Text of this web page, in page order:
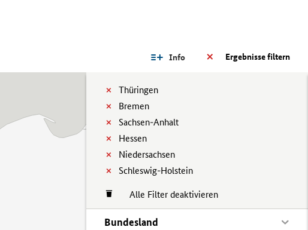
Ergebnisse filtern
Info
Thüringen
Bremen
Sachsen-Anhalt
Hessen
Niedersachsen
Schleswig-Holstein
Alle Filter deaktivieren
Bundesland